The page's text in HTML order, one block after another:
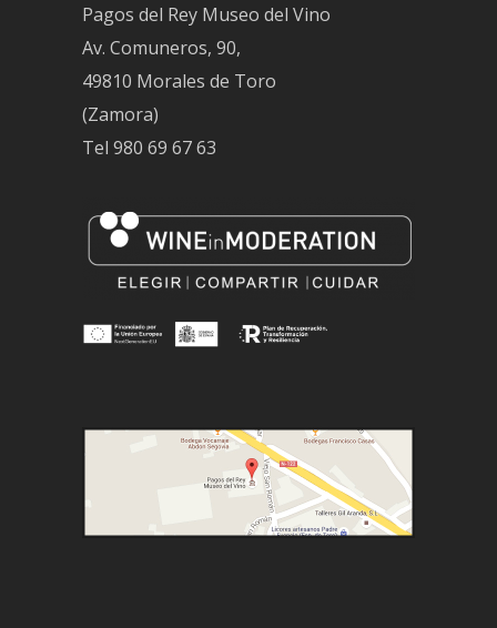
Pagos del Rey Museo del Vino
Av. Comuneros, 90,
49810 Morales de Toro
(Zamora)
Tel 980 69 67 63